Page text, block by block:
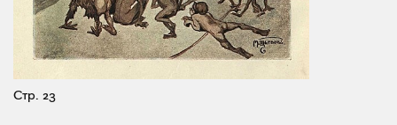
Стр. 23